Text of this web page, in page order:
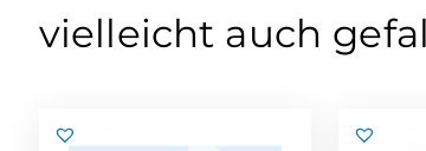
vielleicht auch